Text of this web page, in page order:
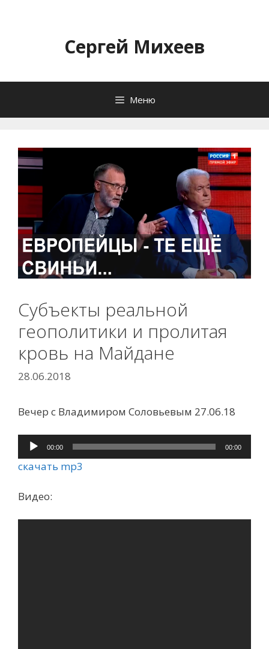
содержимомуСергей Михеев
Меню
Субъекты реальной
геополитики и пролитая
кровь на Майдане
28.06.2018
Вечер с Владимиром Соловьевым 27.06.18
Аудиоплеер
00:00 00:00
скачать mp3
Видео: